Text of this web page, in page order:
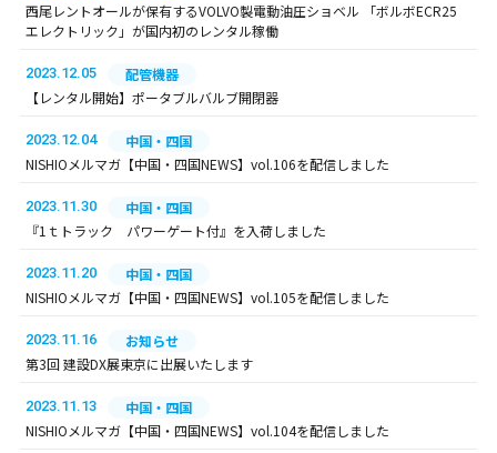
西尾レントオールが保有するVOLVO製電動油圧ショベル 「ボルボECR25
エレクトリック」が国内初のレンタル稼働
2023.12.05
配管機器
【レンタル開始】ポータブルバルブ開閉器
2023.12.04
中国・四国
NISHIOメルマガ【中国・四国NEWS】vol.106を配信しました
2023.11.30
中国・四国
『1ｔトラック パワーゲート付』を入荷しました
2023.11.20
中国・四国
NISHIOメルマガ【中国・四国NEWS】vol.105を配信しました
2023.11.16
お知らせ
第3回 建設DX展東京に出展いたします
2023.11.13
中国・四国
NISHIOメルマガ【中国・四国NEWS】vol.104を配信しました